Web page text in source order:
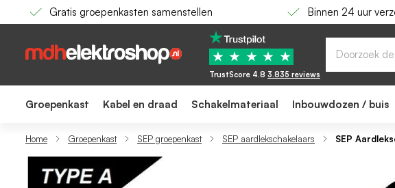
Gratis groepenkasten samenstellen Binnen 24 uur
★ ★ ★ ★ ★
TrustScore 4.8 3.835 reviews
Groepenkast Kabel en draad Schakelmateriaal Inbouwdozen / buis
Home Groepenkast SEP groepenkast SEP aardlekschakelaars SEP
SEP Aardlekschakelaar / 16A, 30mA, 10kA, 2-polig, type A /